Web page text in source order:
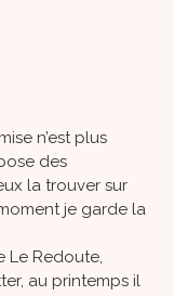
n’est plus
des
la trouver sur
je garde la
Le Redoute,
au printemps il